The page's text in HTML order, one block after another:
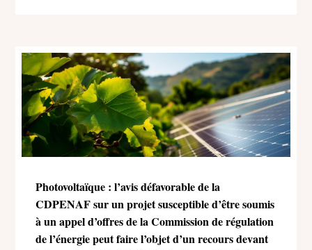
Photovoltaïque : l’avis défavorable de la
CDPENAF sur un projet susceptible d’être soumis
à un appel d’offres de la Commission de régulation
de l’énergie peut faire l’objet d’un recours devant